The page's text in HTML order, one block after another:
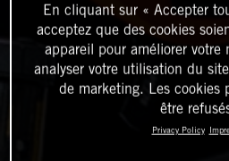
En cliquant sur « Accepter
acceptez que des cookies
appareil pour améliorer votre
analyser votre utilisation du
de marketing. Les cookies
être
Privacy Policy